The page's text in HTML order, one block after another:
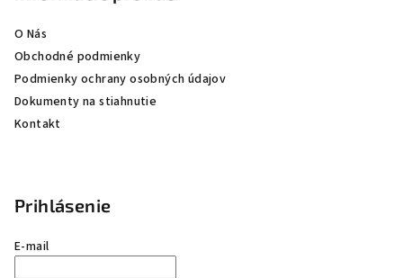
O Nás
Obchodné podmienky
Podmienky ochrany osobných údajov
Dokumenty na stiahnutie
Kontakt
Prihlásenie
E-mail